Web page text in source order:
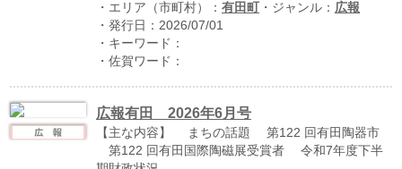
キーワード
・エリア（市町村）： 有田町 ・ジャンル： 広報
・発行日：2026/07/01
・キーワード：
・佐賀ワード：
広報有田 2026年6月号
【主な内容】 まちの話題 第122 回有田陶器市
第122 回有田国際陶磁展受賞者 令和7年度下半
↓↓ ebooks専用本棚 ↓↓